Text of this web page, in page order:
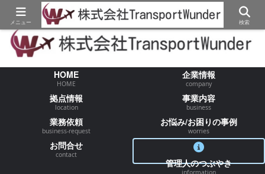
【物流/運送/配送】でお困りの事が御座いましたらお気軽にご相談ください
HOME
HOME
企業情報
company
拠点情報
location
事業内容
business
業務依頼
business-request
お悩み/お困りの事例
worries
お問合せ
contact
管理人のつぶやき
メニュー 検索